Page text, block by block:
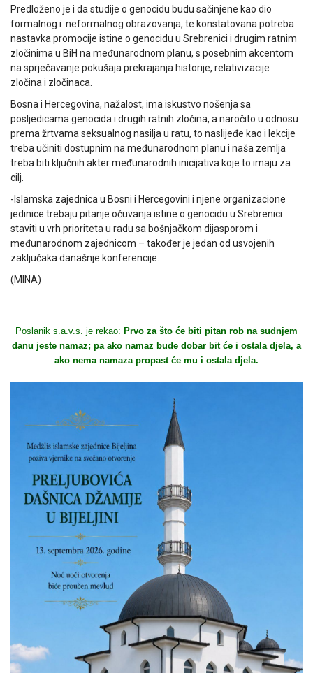
Predloženo je i da studije o genocidu budu sačinjene kao dio
formalnog i neformalnog obrazovanja, te konstatovana potreba
nastavka promocije istine o genocidu u Srebrenici i drugim ratnim
zločinima u BiH na međunarodnom planu, s posebnim akcentom
na sprječavanje pokušaja prekrajanja historije, relativizacije
zločina i zločinaca.
Bosna i Hercegovina, nažalost, ima iskustvo nošenja sa
posljedicama genocida i drugih ratnih zločina, a naročito u odnosu
prema žrtvama seksualnog nasilja u ratu, to naslijeđe kao i lekcije
treba učiniti dostupnim na međunarodnom planu i naša zemlja
treba biti ključnih akter međunarodnih inicijativa koje to imaju za
cilj.
-Islamska zajednica u Bosni i Hercegovini i njene organizacione
jedinice trebaju pitanje očuvanja istine o genocidu u Srebrenici
staviti u vrh prioriteta u radu sa bošnjačkom dijasporom i
međunarodnom zajednicom – također je jedan od usvojenih
zaključaka današnje konferencije.
(MINA)
Poslanik s.a.v.s. je rekao: Prvo za što će biti pitan rob na sudnjem
danu jeste namaz; pa ako namaz bude dobar bit će i ostala djela, a
ako nema namaza propast će mu i ostala djela.